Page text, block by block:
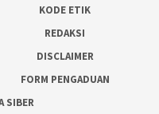
KODE ETIK
REDAKSI
DISCLAIMER
FORM PENGADUAN
SIBER